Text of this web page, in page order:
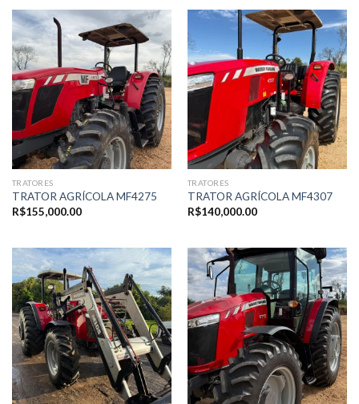
TRATORES
TRATOR AGRÍCOLA MF4275
R$155,000.00
TRATORES
TRATOR AGRÍCOLA MF4307
R$140,000.00